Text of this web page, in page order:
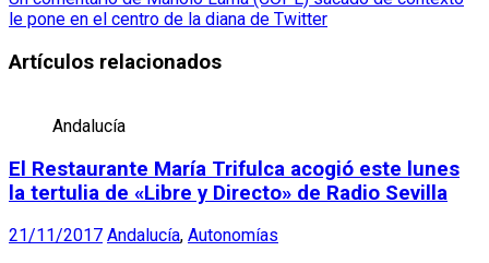
le pone en el centro de la diana de Twitter
Artículos relacionados
Andalucía
El Restaurante María Trifulca acogió este lunes
la tertulia de «Libre y Directo» de Radio Sevilla
21/11/2017 Andalucía, Autonomías